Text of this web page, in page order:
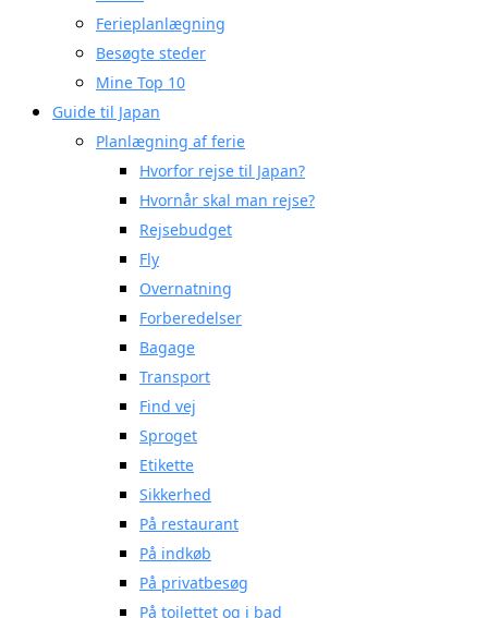
Ferieplanlægning
Besøgte steder
Mine Top 10
Guide til Japan
Planlægning af ferie
Hvorfor rejse til Japan?
Hvornår skal man rejse?
Rejsebudget
Fly
Overnatning
Forberedelser
Bagage
Transport
Find vej
Sproget
Etikette
Sikkerhed
På restaurant
På indkøb
På privatbesøg
På toilettet og i bad